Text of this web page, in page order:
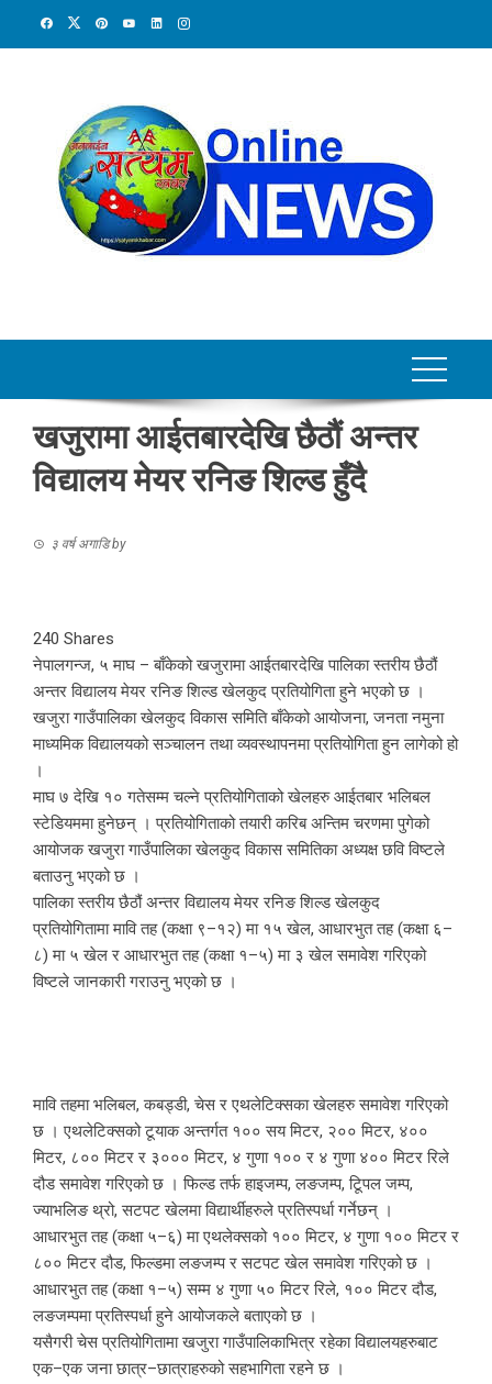
खजुरामा आईतबारदेखि छैठौं अन्तर
विद्यालय मेयर रनिङ शिल्ड हुँदै
३ वर्ष अगाडिby
240 Shares
नेपालगन्ज, ५ माघ – बाँकेको खजुरामा आईतबारदेखि पालिका स्तरीय छैठौं
अन्तर विद्यालय मेयर रनिङ शिल्ड खेलकुद प्रतियोगिता हुने भएको छ ।
खजुरा गाउँपालिका खेलकुद विकास समिति बाँकेको आयोजना, जनता नमुना
माध्यमिक विद्यालयको सञ्चालन तथा व्यवस्थापनमा प्रतियोगिता हुन लागेको हो
।
माघ ७ देखि १० गतेसम्म चल्ने प्रतियोगिताको खेलहरु आईतबार भलिबल
स्टेडियममा हुनेछन् । प्रतियोगिताको तयारी करिब अन्तिम चरणमा पुगेको
आयोजक खजुरा गाउँपालिका खेलकुद विकास समितिका अध्यक्ष छवि विष्टले
बताउनु भएको छ ।
पालिका स्तरीय छैठौं अन्तर विद्यालय मेयर रनिङ शिल्ड खेलकुद
प्रतियोगितामा मावि तह (कक्षा ९–१२) मा १५ खेल, आधारभुत तह (कक्षा ६–
८) मा ५ खेल र आधारभुत तह (कक्षा १–५) मा ३ खेल समावेश गरिएको
विष्टले जानकारी गराउनु भएको छ ।
मावि तहमा भलिबल, कबड्डी, चेस र एथलेटिक्सका खेलहरु समावेश गरिएको
छ । एथलेटिक्सको टूयाक अन्तर्गत १०० सय मिटर, २०० मिटर, ४००
मिटर, ८०० मिटर र ३००० मिटर, ४ गुणा १०० र ४ गुणा ४०० मिटर रिले
दौड समावेश गरिएको छ । फिल्ड तर्फ हाइजम्प, लङजम्प, टिूपल जम्प,
ज्याभलिङ थ्रो, सटपट खेलमा विद्यार्थीहरुले प्रतिस्पर्धा गर्नेछन् ।
आधारभुत तह (कक्षा ५–६) मा एथलेक्सको १०० मिटर, ४ गुणा १०० मिटर र
८०० मिटर दौड, फिल्डमा लङजम्प र सटपट खेल समावेश गरिएको छ ।
आधारभुत तह (कक्षा १–५) सम्म ४ गुणा ५० मिटर रिले, १०० मिटर दौड,
लङजम्पमा प्रतिस्पर्धा हुने आयोजकले बताएको छ ।
यसैगरी चेस प्रतियोगितामा खजुरा गाउँपालिकाभित्र रहेका विद्यालयहरुबाट
एक–एक जना छात्र–छात्राहरुको सहभागिता रहने छ ।